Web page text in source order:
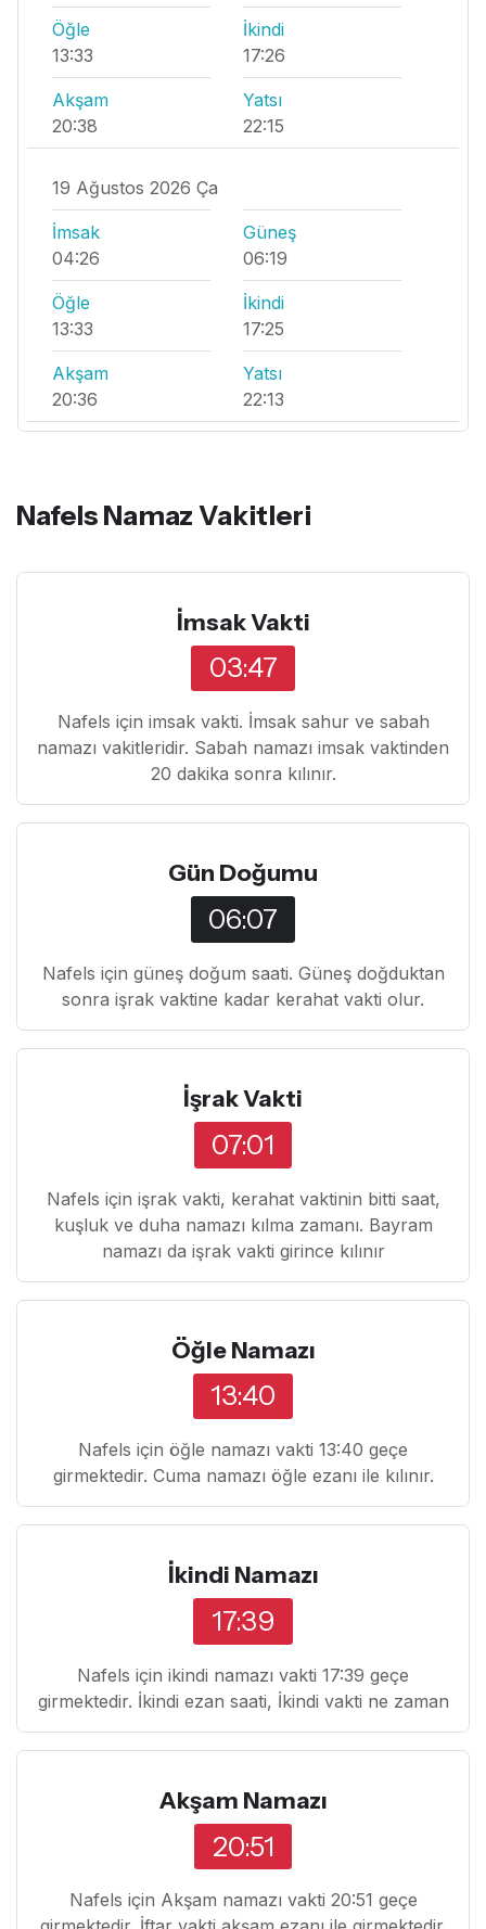
Öğle
13:33
İkindi
17:26
Akşam
20:38
Yatsı
22:15
19 Ağustos 2026 Ça
İmsak
04:26
Güneş
06:19
Öğle
13:33
İkindi
17:25
Akşam
20:36
Yatsı
22:13
Nafels Namaz Vakitleri
İmsak Vakti
03:47
Nafels için imsak vakti. İmsak sahur ve sabah
namazı vakitleridir. Sabah namazı imsak vaktinden
20 dakika sonra kılınır.
Gün Doğumu
06:07
Nafels için güneş doğum saati. Güneş doğduktan
sonra işrak vaktine kadar kerahat vakti olur.
İşrak Vakti
07:01
Nafels için işrak vakti, kerahat vaktinin bitti saat,
kuşluk ve duha namazı kılma zamanı. Bayram
namazı da işrak vakti girince kılınır
Öğle Namazı
13:40
Nafels için öğle namazı vakti 13:40 geçe
girmektedir. Cuma namazı öğle ezanı ile kılınır.
İkindi Namazı
17:39
Nafels için ikindi namazı vakti 17:39 geçe
girmektedir. İkindi ezan saati, İkindi vakti ne zaman
Akşam Namazı
20:51
Nafels için Akşam namazı vakti 20:51 geçe